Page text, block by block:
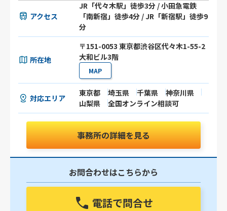
アクセス
JR「代々木駅」徒歩3分 / 小田急電鉄
「南新宿」徒歩4分 / JR「新宿駅」徒歩9
分
所在地
〒151-0053 東京都渋谷区代々木1-55-2
大和ビル3階
MAP
対応エリア
東京都 埼玉県 千葉県
神奈川県
山梨県
全国オンライン相談可
事務所の詳細を見る
お問合わせはこちらから
電話で問合せ